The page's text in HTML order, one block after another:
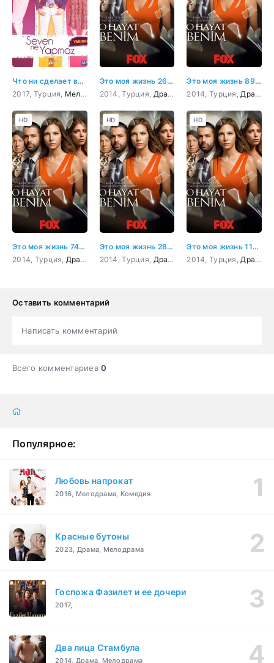
Что ни сделает влюбленный
2017, Турция, Мелодрама ,Комедия
Это моя жизнь 26 серия
2014, Турция, Драма
Это моя жизнь 89 серия
2014, Турция, Драма
Это моя жизнь 74 серия
2014, Турция, Драма
HD
Это моя жизнь 28 серия
2014, Турция, Драма
HD
Это моя жизнь 116 серия
2014, Турция, Драма
HD
Оставить комментарий
Написать комментарий
Всего комментариев0
Популярное:
Любовь напрокат
2016, Мелодрама, Комедия
Красные бутоны
2023, Драма, Мелодрама
Госпожа Фазилет и ее дочери
2017,
Два лица Стамбула
2014, Драма, Мелодрама